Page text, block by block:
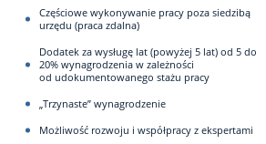
Częściowe wykonywanie pracy poza siedzibą
urzędu (praca zdalna)
Dodatek za wysługę lat (powyżej 5 lat) od 5 do
20% wynagrodzenia w zależności
od udokumentowanego stażu pracy
„Trzynaste” wynagrodzenie
Możliwość rozwoju i współpracy z ekspertami